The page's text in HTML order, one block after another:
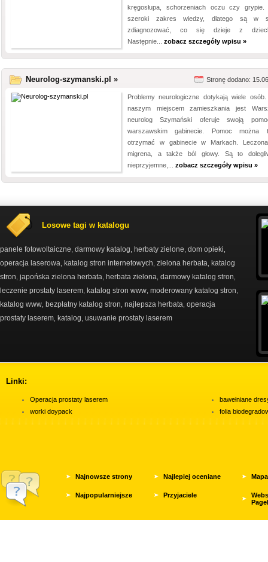
kręgosłupa, schorzeniach oczu czy grypie.
szeroki zakres wiedzy, dlatego są w
zdiagnozować, co się dzieje z
Następnie... zobacz szczegóły wpisu »
Neurolog-szymanski.pl » Stronę dodano:
Problemy neurologiczne dotykają wiele
naszym miejscem zamieszkania jest
neurolog Szymański oferuje swoją
warszawskim gabinecie. Pomoc można
otrzymać w gabinecie w Markach.
migrena, a także ból głowy. Są to
nieprzyjemne,... zobacz szczegóły wpisu »
Losowe tagi w katalogu
panele fotowoltaiczne darmowy katalog herbaty zielone dom opieki
operacja laserowa katalog stron internetowych zielona herbata katalog
stron japońska zielona herbata herbata zielona darmowy katalog stron
leczenie prostaty laserem katalog stron www moderowany katalog stron
katalog www bezpłatny katalog stron najlepsza herbata operacja
prostaty laserem katalog usuwanie prostaty laserem
Linki:
Operacja prostaty laserem
worki doypack
bawełniane
folia
Najnowsze strony Najlepiej oceniane
Najpopularniejsze Przyjaciele